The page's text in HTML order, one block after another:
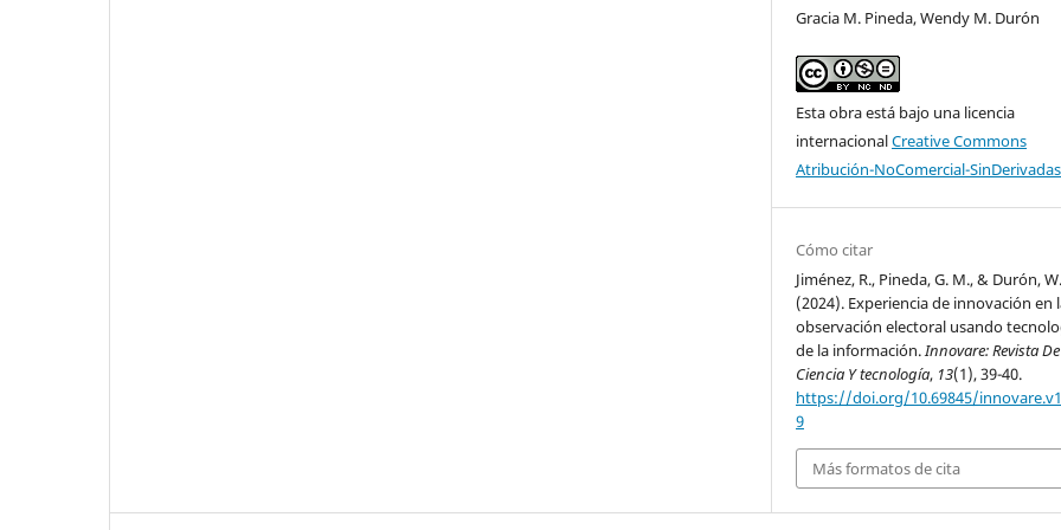
Gracia M. Pineda, Wendy M. Durón
Esta obra está bajo una licencia
internacionalCreative Commons
Atribución-NoComercial-
Cómo citar
Jiménez, R., Pineda, G. M., & Durón,
(2024). Experiencia de innovación en
observación electoral usando
de la información.Innovare: Revista De
Ciencia Y tecnología, 13(1), 39-40.
https://doi.org/10.69845/
9
Más formatos de cita